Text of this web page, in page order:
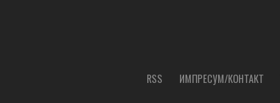
RSS ИМПРЕСУМ/КОНТАКТ